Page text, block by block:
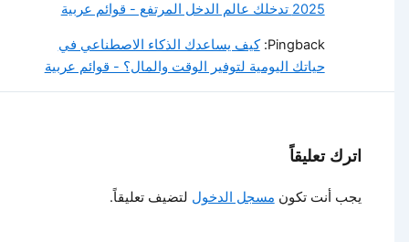
2025 تدخلك عالم الدخل المرتفع - قوائم عربية
Pingback: كيف يساعدك الذكاء الاصطناعي في
حياتك اليومية لتوفير الوقت والمال؟ - قوائم عربية
اترك تعليقاً
يجب أنت تكونمسجل الدخول لتضيف تعليقاً.